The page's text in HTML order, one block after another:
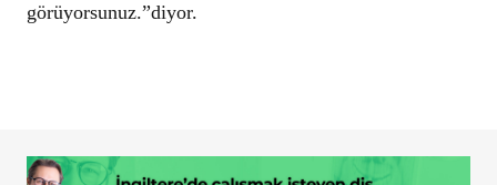
görüyorsunuz.”diyor.